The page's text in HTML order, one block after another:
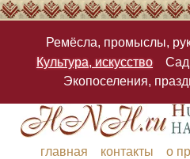
Ремёсла, промыслы,
Культура, искусство
Экопоселения,
главная контакты о